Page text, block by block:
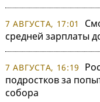
7 АВГУСТА, 17:01
средней зарплаты
7 АВГУСТА, 16:19
подростков за
собора